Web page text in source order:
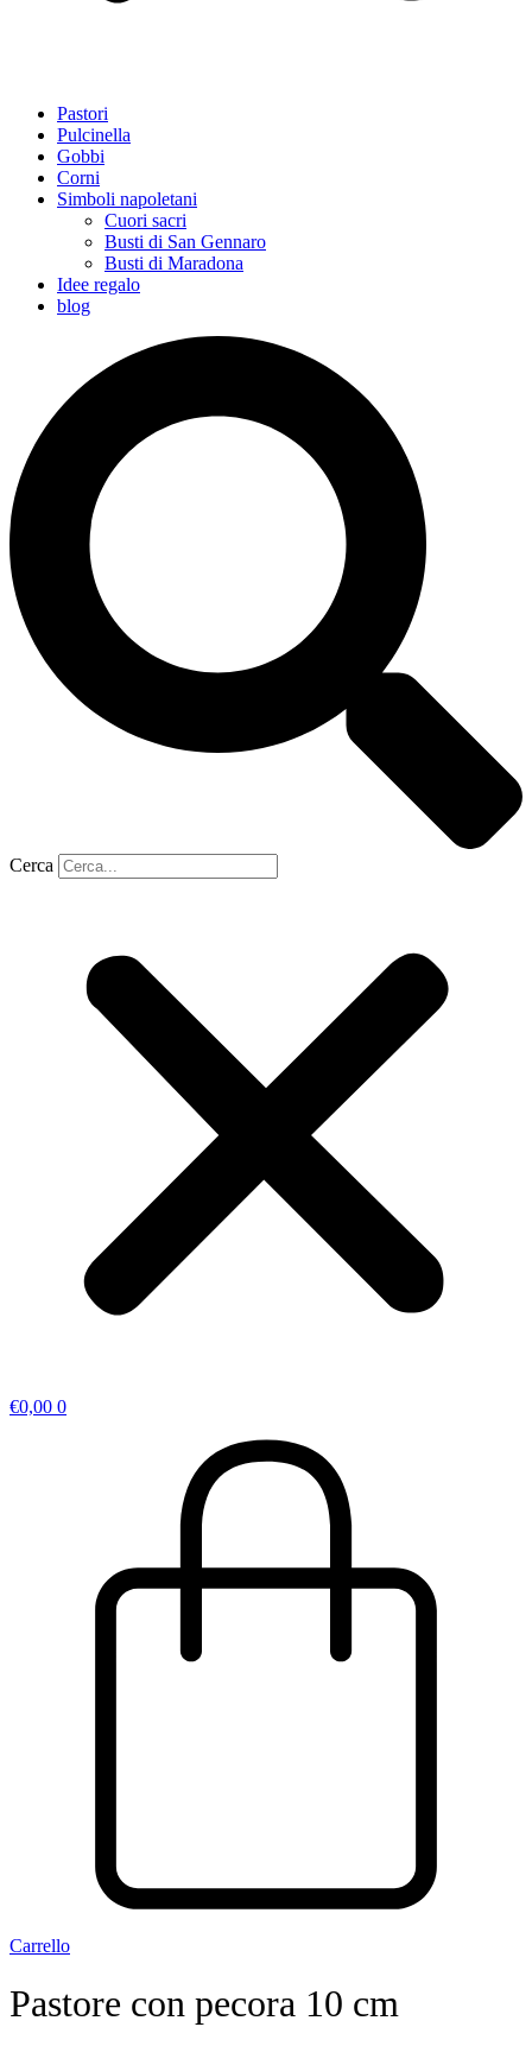
Pastori
Pulcinella
Gobbi
Corni
Simboli napoletani
Cuori sacri
Busti di San Gennaro
Busti di Maradona
Idee regalo
blog
Cerca
€0,00 0
Carrello
Pastore con pecora 10 cm